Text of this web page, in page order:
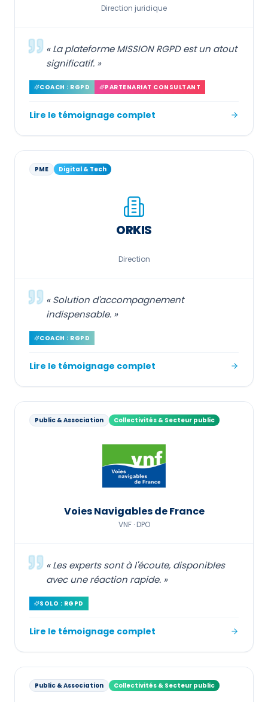
Direction juridique
«La plateforme MISSION RGPD est un atout
significatif. »
COACH : RGPD PARTENARIAT CONSULTANT
Lire le témoignage complet
PME Digital & Tech
ORKIS
Direction
«Solution d'accompagnement
indispensable. »
COACH : RGPD
Lire le témoignage complet
Public & Association Collectivités & Secteur public
Voies Navigables de France
VNF · DPO
«Les experts sont à l'écoute, disponibles
avec une réaction rapide. »
SOLO : RGPD
Lire le témoignage complet
Public & Association Collectivités & Secteur public